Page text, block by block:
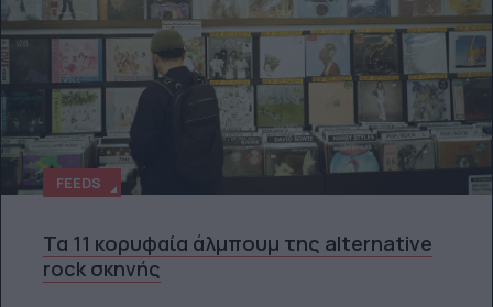
FEEDS
Τα 11 κορυφαία άλμπουμ της alternative
rock σκηνής